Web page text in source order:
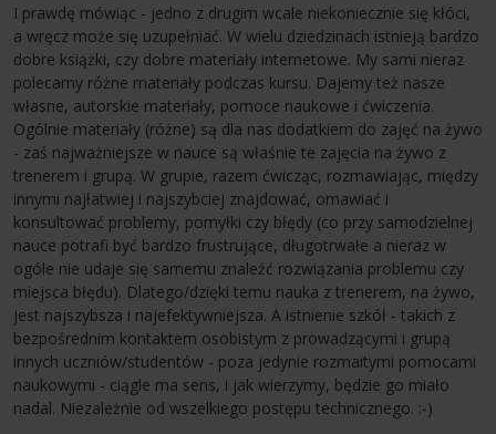
I prawdę mówiąc - jedno z drugim wcale niekoniecznie się kłóci,
a wręcz może się uzupełniać. W wielu dziedzinach istnieją bardzo
dobre książki, czy dobre materiały internetowe. My sami nieraz
polecamy różne materiały podczas kursu. Dajemy też nasze
własne, autorskie materiały, pomoce naukowe i ćwiczenia.
Ogólnie materiały (różne) są dla nas dodatkiem do zajęć na żywo
- zaś najważniejsze w nauce są właśnie te zajęcia na żywo z
trenerem i grupą. W grupie, razem ćwicząc, rozmawiając, między
innymi najłatwiej i najszybciej znajdować, omawiać i
konsultować problemy, pomyłki czy błędy (co przy samodzielnej
nauce potrafi być bardzo frustrujące, długotrwałe a nieraz w
ogóle nie udaje się samemu znaleźć rozwiązania problemu czy
miejsca błędu). Dlatego/dzięki temu nauka z trenerem, na żywo,
jest najszybsza i najefektywniejsza. A istnienie szkół - takich z
bezpośrednim kontaktem osobistym z prowadzącymi i grupą
innych uczniów/studentów - poza jedynie rozmaitymi pomocami
naukowymi - ciągle ma sens, i jak wierzymy, będzie go miało
nadal. Niezależnie od wszelkiego postępu technicznego. :-)